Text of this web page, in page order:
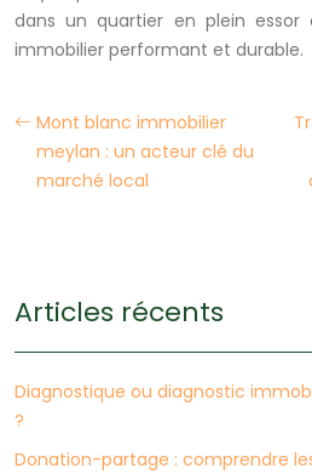
dans un quartier en plein
immobilier performant et durable.
Mont blanc immobilier
meylan : un acteur clé du
marché local
Articles récents
Diagnostique ou diagnostic
?
Donation-partage : comprendre